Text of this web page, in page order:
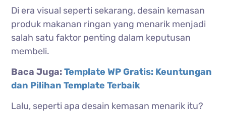
Di era visual seperti sekarang, desain kemasan
produk makanan ringan yang menarik menjadi
salah satu faktor penting dalam keputusan
membeli.
Baca Juga: Template WP Gratis: Keuntungan
dan Pilihan Template Terbaik
Lalu, seperti apa desain kemasan menarik itu?